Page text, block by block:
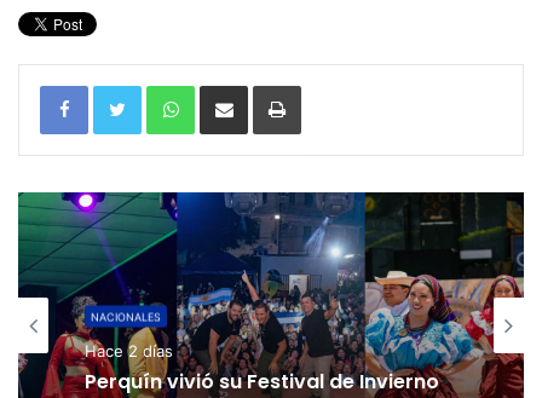
WhatsAppCompartir por correo electrónicoImprimir
NACIONALES
Hace 2 días
Perquín vivió su Festival de Invierno